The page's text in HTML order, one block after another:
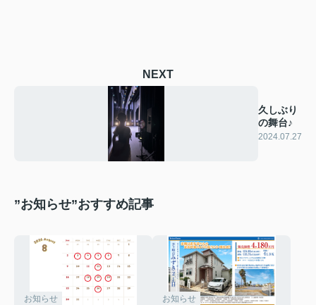
NEXT
久しぶり
の舞台♪
2024.07.27
”お知らせ”おすすめ記事
お知らせ お知らせ